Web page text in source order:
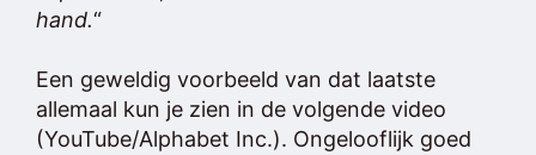
hand.“
Een geweldig voorbeeld van dat laatste
allemaal kun je zien in de volgende video
(YouTube/Alphabet Inc.). Ongelooflijk goed